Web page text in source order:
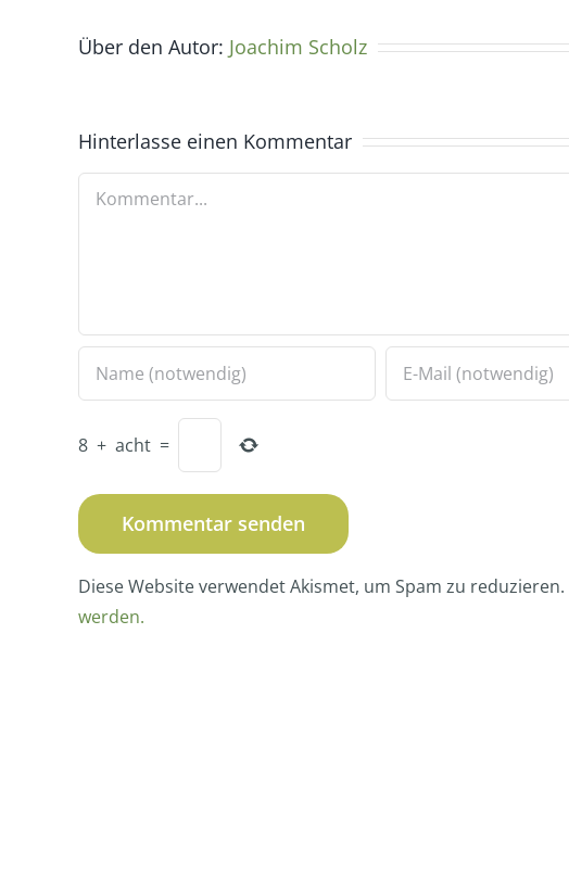
Über den Autor: Joachim Scholz
Hinterlasse einen Kommentar
Kommentar
8 + acht =
Diese Website verwendet Akismet, um Spam zu reduzieren.
werden.